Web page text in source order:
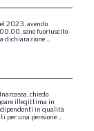
2023,avendo
sono fuoriuscito
dichiarazione...
Inarcassa,chiedo
illegittima in
dipendenti in qualità
per una pensione...